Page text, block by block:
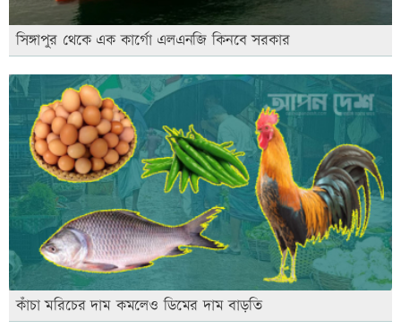
সিঙ্গাপুর থেকে এক কার্গো এলএনজি কিনবে সরকার
কাঁচা মরিচের দাম কমলেও ডিমের দাম বাড়তি